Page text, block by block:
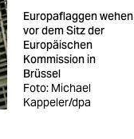
Europaflaggen wehen
vor dem Sitz der
Europäischen
Kommission in
Brüssel
Foto: Michael
Kappeler/dpa